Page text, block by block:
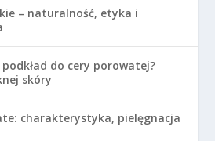
– naturalność, etyka i
do cery porowatej?
skóry
charakterystyka, pielęgnacja